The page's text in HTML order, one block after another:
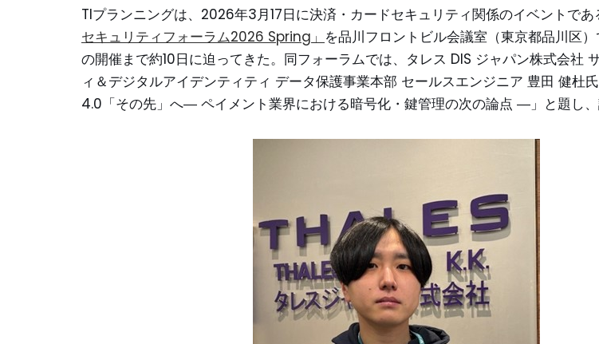
TIプランニングは、2026年3月17日に決済・カードセキュリティ関係のイベントであ
セキュリティフォーラム2026 Spring」 を品川フロントビル会議室（東京都品川区
の開催まで約10日に迫ってきた。同フォーラムでは、タレス DIS ジャパン株式会社
ィ＆デジタルアイデンティティ データ保護事業本部 セールスエンジニア 豊田 健杜
4.0「その先」へ― ペイメント業界における暗号化・鍵管理の次の論点 ―」と題し、